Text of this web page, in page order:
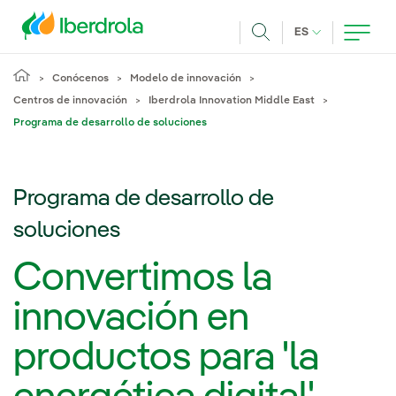
ES IDIOMA
Conócenos Modelo de innovación
Centros de innovación Iberdrola Innovation Middle East
Programa de desarrollo de soluciones
Programa de desarrollo de
soluciones
Convertimos la
innovación en
productos para 'la